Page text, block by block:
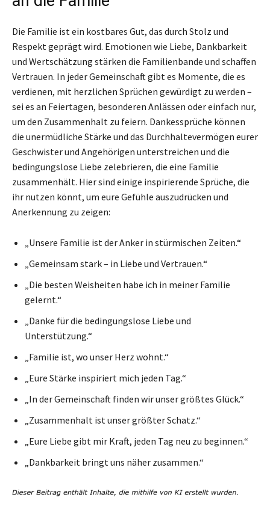
Die Familie ist ein kostbares Gut, das durch Stolz und
Respekt geprägt wird. Emotionen wie Liebe, Dankbarkeit
und Wertschätzung stärken die Familienbande und schaffen
Vertrauen. In jeder Gemeinschaft gibt es Momente, die es
verdienen, mit herzlichen Sprüchen gewürdigt zu werden –
sei es an Feiertagen, besonderen Anlässen oder einfach nur,
um den Zusammenhalt zu feiern. Dankessprüche können
die unermüdliche Stärke und das Durchhaltevermögen eurer
Geschwister und Angehörigen unterstreichen und die
bedingungslose Liebe zelebrieren, die eine Familie
zusammenhält. Hier sind einige inspirierende Sprüche, die
ihr nutzen könnt, um eure Gefühle auszudrücken und
Anerkennung zu zeigen:
„Unsere Familie ist der Anker in stürmischen Zeiten.“
„Gemeinsam stark – in Liebe und Vertrauen.“
„Die besten Weisheiten habe ich in meiner Familie
gelernt.“
„Danke für die bedingungslose Liebe und
Unterstützung.“
„Familie ist, wo unser Herz wohnt.“
„Eure Stärke inspiriert mich jeden Tag.“
„In der Gemeinschaft finden wir unser größtes Glück.“
„Zusammenhalt ist unser größter Schatz.“
„Eure Liebe gibt mir Kraft, jeden Tag neu zu beginnen.“
„Dankbarkeit bringt uns näher zusammen.“